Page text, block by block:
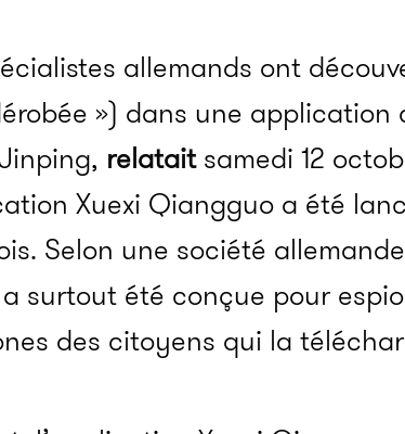
allemands ont
») dans une application
relataitsamedi 12
Xuexi Qiangguo a été
Selon une société
surtout été conçue pour
des citoyens qui la